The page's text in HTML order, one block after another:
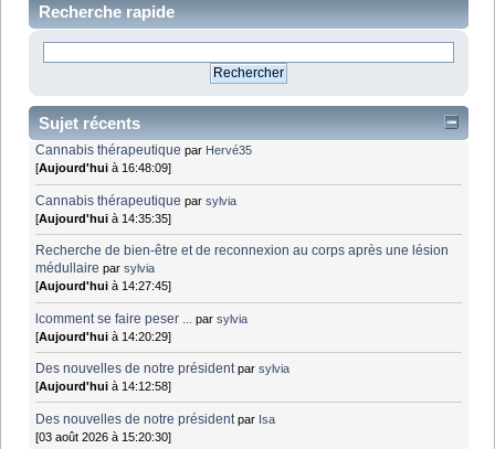
Recherche rapide
Sujet récents
Cannabis thérapeutique par Hervé35
[Aujourd'hui à 16:48:09]
Cannabis thérapeutique parsylvia
[Aujourd'hui à 14:35:35]
Recherche de bien-être et de reconnexion au corps après une lésion
médullaire parsylvia
[Aujourd'hui à 14:27:45]
lcomment se faire peser ... parsylvia
[Aujourd'hui à 14:20:29]
Des nouvelles de notre président parsylvia
[Aujourd'hui à 14:12:58]
Des nouvelles de notre président par Isa
[03 août 2026 à 15:20:30]